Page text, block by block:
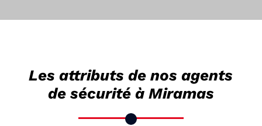
Les attributs de nos agents
de sécurité à Miramas